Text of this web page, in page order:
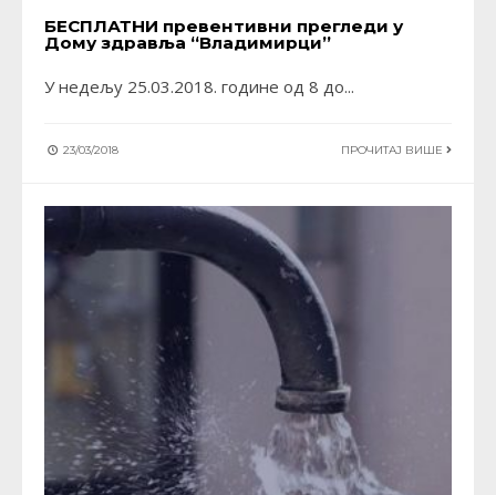
БЕСПЛАТНИ превентивни прегледи у
Дому здравља “Владимирци”
У недељу 25.03.2018. године од 8 до...
23/03/2018 ПРОЧИТАЈ ВИШЕ